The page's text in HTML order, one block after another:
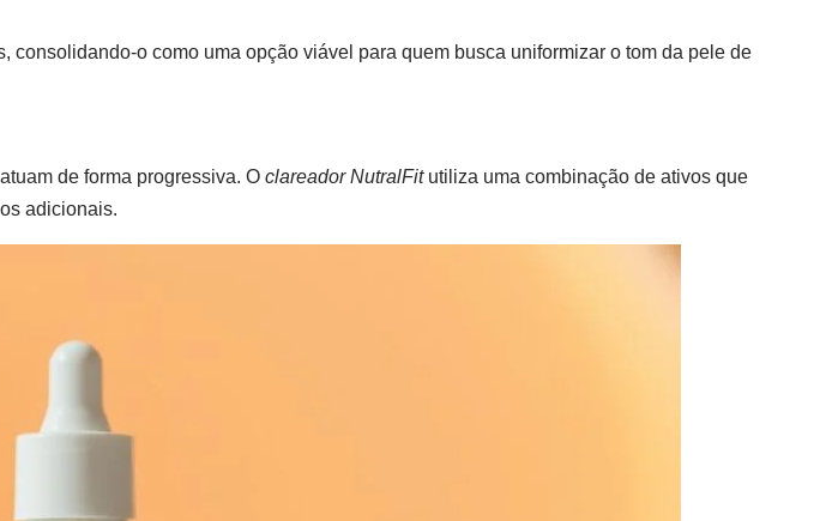
o como uma opção viável para quem busca uniformizar o tom da pele de
de forma progressiva. O clareador NutralFitutiliza uma combinação de ativos que
adicionais.